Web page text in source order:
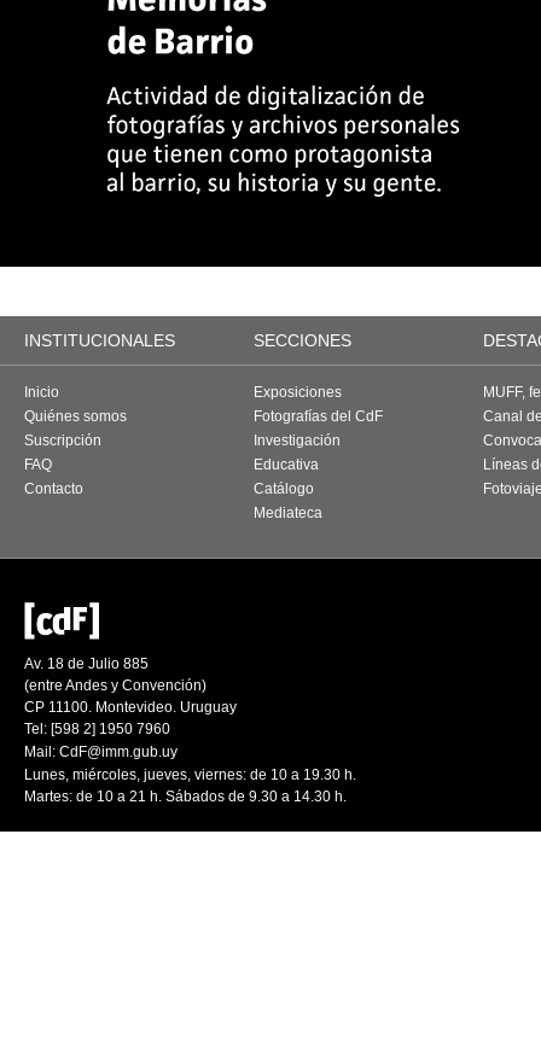
INSTITUCIONALES SECCIONES
Inicio
Quiénes somos
Suscripción
FAQ
Contacto
Exposiciones
Fotografías del CdF
Investigación
Educativa
Catálogo
Mediateca
MUFF,
Canal
Líneas
Av. 18 de Julio 885
(entre Andes y Convención)
CP 11100. Montevideo. Uruguay
Tel: [598 2] 1950 7960
Mail: CdF@imm.gub.uy
Lunes, miércoles, jueves, viernes: de 10 a 19.30 h.
Martes: de 10 a 21 h. Sábados de 9.30 a 14.30 h.